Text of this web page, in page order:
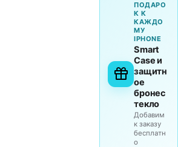
ПОДАРО
К К
КАЖДО
МУ
IPHONE
Smart
Case и
защитн
ое
бронес
текло
Добавим
к заказу
бесплатн
о